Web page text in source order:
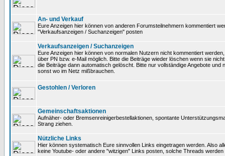
An- und Verkauf
Eure Anzeigen hier können von anderen Forumsteilnehmern kommentiert
"Verkaufsanzeigen / Suchanzeigen" posten
Verkaufsanzeigen / Suchanzeigen
Eure Anzeigen hier können von normalen Nutzern nicht kommentiert
über PN bzw. e-Mail möglich. Bitte die Beiträge wieder löschen wenn sie
die Beiträge dann automatisch gelöscht. Bitte nur vollständige Angebote und
sonst wo im Netz mißbrauchen.
Gestohlen / Verloren
Gemeinschaftsaktionen
Aufnäher- oder Bremsenreinigerbestellaktionen, spontante
Strang ziehen.
Nützliche Links
Hier können systematisch Eure sinnvollen Links eingetragen werden. Also
keine Youtube- oder andere "witzigen" Links posten, solche Threads